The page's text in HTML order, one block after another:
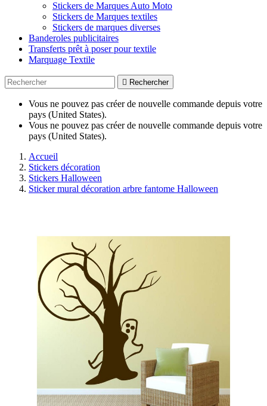
Stickers de Marques Auto Moto
Stickers de Marques textiles
Stickers de marques diverses
Banderoles publicitaires
Transferts prêt à poser pour textile
Marquage Textile
 Rechercher
Vous ne pouvez pas créer de nouvelle commande depuis votre
pays (United States).
Vous ne pouvez pas créer de nouvelle commande depuis votre
pays (United States).
Accueil
Stickers décoration
Stickers Halloween
Sticker mural décoration arbre fantome Halloween